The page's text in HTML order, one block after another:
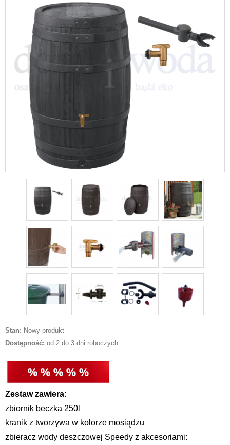
Stan: Nowy produkt
Dostępność: od 2 do 3 dni roboczych
Zestaw zawiera:
zbiornik beczka 250l
kranik z tworzywa w kolorze mosiądzu
zbieracz wody deszczowej Speedy z akcesoriami: